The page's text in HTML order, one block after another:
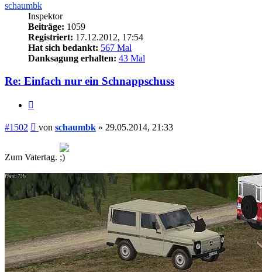
schaumbk
Inspektor
Beiträge: 1059
Registriert: 17.12.2012, 17:54
Hat sich bedankt: 567 Mal
Danksagung erhalten: 43 Mal
Re: Einfach nur ein Schnappschuss
#1502 Beitrag
von schaumbk » 29.05.2014, 21:33
Zum Vatertag.